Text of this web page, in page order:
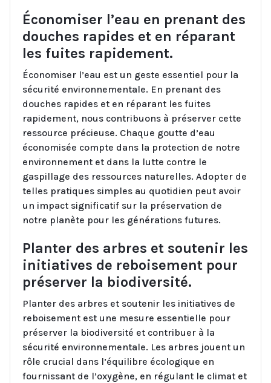
Économiser l’eau en prenant des
douches rapides et en réparant
les fuites rapidement.
Économiser l’eau est un geste essentiel pour la
sécurité environnementale. En prenant des
douches rapides et en réparant les fuites
rapidement, nous contribuons à préserver cette
ressource précieuse. Chaque goutte d’eau
économisée compte dans la protection de notre
environnement et dans la lutte contre le
gaspillage des ressources naturelles. Adopter de
telles pratiques simples au quotidien peut avoir
un impact significatif sur la préservation de
notre planète pour les générations futures.
Planter des arbres et soutenir les
initiatives de reboisement pour
préserver la biodiversité.
Planter des arbres et soutenir les initiatives de
reboisement est une mesure essentielle pour
préserver la biodiversité et contribuer à la
sécurité environnementale. Les arbres jouent un
rôle crucial dans l’équilibre écologique en
fournissant de l’oxygène, en régulant le climat et